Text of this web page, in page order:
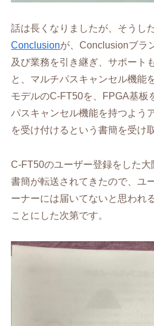
話は長くなりましたが、そうし
Conclusionが、Conclusionブラ
及び業務を引き継ぎ、サポート
と、マルチパスキャンセル機能
モデルのC-FT50を、FPGA基板
パスキャンセル機能を持つよう
を受け付けるという書簡を受け
C-FT50のユーザー登録をした
書簡が転送されてきたので、ユ
ーナーには届いてないと思われ
ことにした次第です。